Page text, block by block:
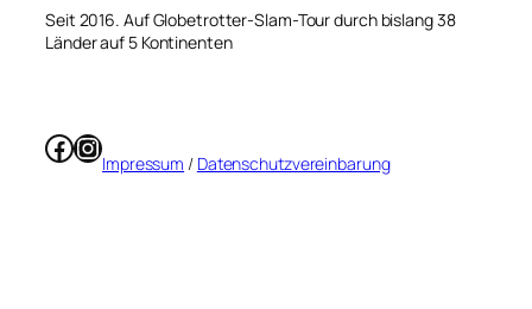
Seit 2016. Auf Globetrotter-Slam-Tour durch bislang 38
Länder auf 5 Kontinenten
Facebook
Instagram
Impressum / Datenschutzvereinbarung